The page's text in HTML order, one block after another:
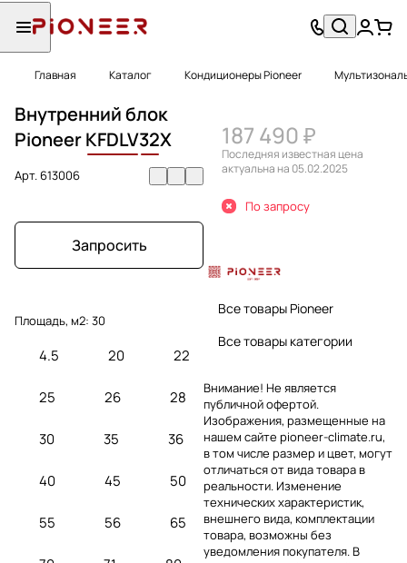
Главная Каталог Кондиционеры Pioneer
Внутренний блок
PioneerKFDLV32X
Арт.613006
Запросить
Площадь, м2: 30
4.5 20 22
25 26 28
30 35 36
40 45 50
55 56 65
187 490 ₽
Последняя известная цена
актуальна на 05.02.2025
По запросу
Все товары Pioneer
Все товары категории
Внимание! Не является
публичной офертой.
Изображения, размещенные на
нашем сайте pioneer-climate.ru,
в том числе размер и цвет, могут
отличаться от вида товара в
реальности. Изменение
технических характеристик,
внешнего вида, комплектации
товара, возможны без
уведомления покупателя. В